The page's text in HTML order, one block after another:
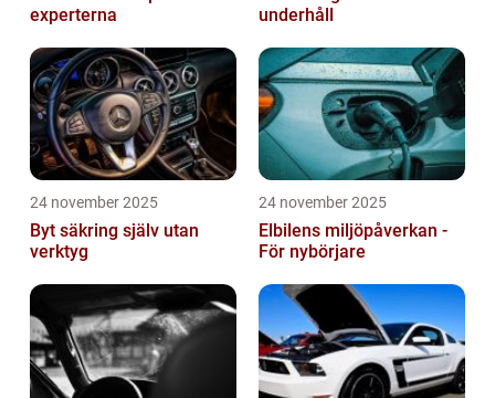
experterna
underhåll
24 november 2025
Byt säkring själv utan
verktyg
24 november 2025
Elbilens miljöpåverkan -
För nybörjare